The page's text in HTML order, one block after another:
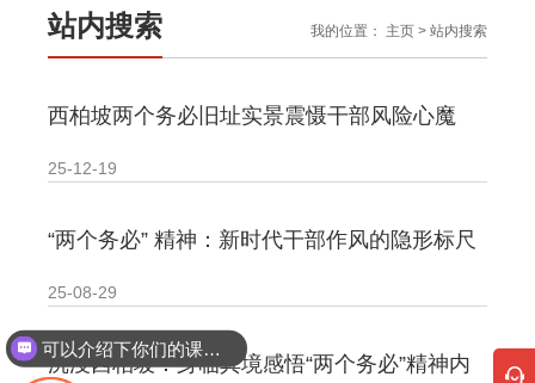
· 干部培训破解走过场 西柏坡红色教育…
· 2026年干部培训提质增效三大路径，揭…
· 2026年干部培训提质增效三大路径，揭…
· 新时代干部培训筑牢理想信念，探秘西…
站内搜索 我的位置： 主页 > 站内搜索
西柏坡两个务必旧址实景震慑干部风险心魔
25-12-19
“两个务必” 精神：新时代干部作风的隐形标尺
25-08-29
沉浸西柏坡：身临其境感悟“两个务必”精神内